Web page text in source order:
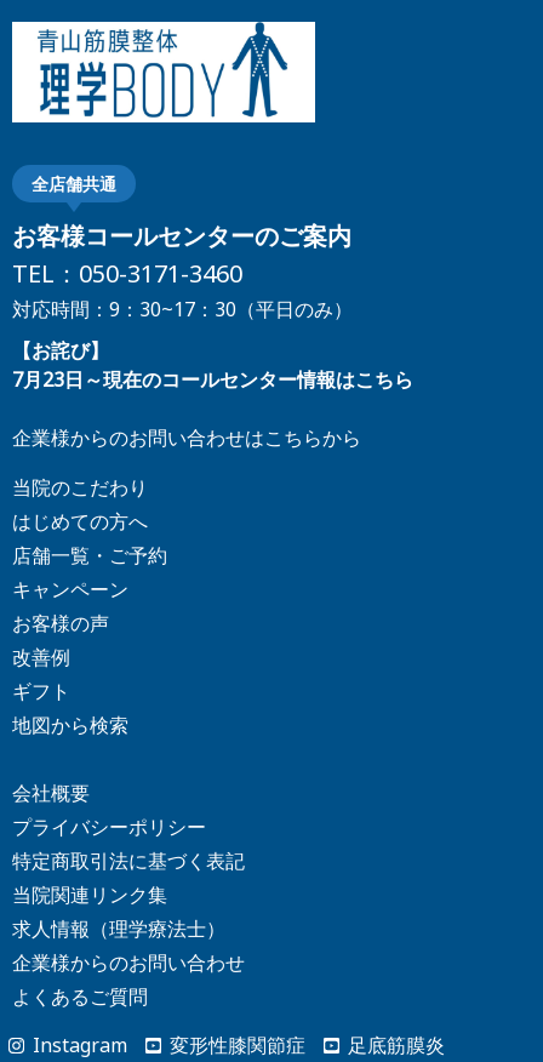
八王子店
高田馬場店
池袋2号店
新小岩
五反田店
浅草橋店
調布店
埼玉県
大宮大門町店
川口店
川越店
浦和店
越谷店
千葉県
千葉店
船橋店
千葉2号店
神奈川県
横浜高島町店
大船店
藤沢店
川崎店
大和店
橋本店
相模大野店
登戸店
静岡店
浜松店
富士店
岐阜県
岐阜店
三重県
四日市店
石川県
野々市店
山梨県
甲府店
長野県
松本店
富山県
富山店
福井県
京都府
河原町店 四条店
奈良県
奈良王寺店
和歌山県
和歌山店
兵庫県
三宮店
明石店
神戸店
広島店 広島祇園店
熊本県
熊本店
宮崎県
宮崎店
鹿児島県
沖縄県
那覇店
全店舗共通
お客様コールセンターのご案内
TEL： 050-3171-3460
対応時間：9：30~17：30（平日のみ）
【お詫び】
7月23日～現在のコールセンター情報はこちら
企業様からのお問い合わせはこちらから
当院のこだわり
はじめての方へ
店舗一覧・ご予約
キャンペーン
お客様の声
改善例
ギフト
地図から検索
会社概要
プライバシーポリシー
特定商取引法に基づく表記
当院関連リンク集
求人情報（理学療法士）
企業様からのお問い合わせ
よくあるご質問
Instagram
変形性膝関節症
足底筋膜炎